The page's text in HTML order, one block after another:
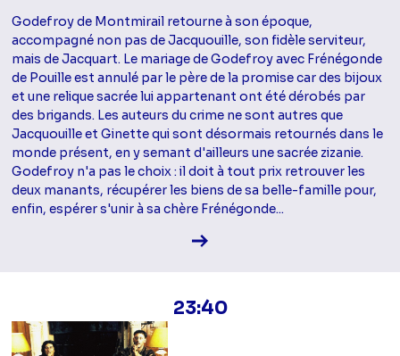
Godefroy de Montmirail retourne à son époque,
accompagné non pas de Jacquouille, son fidèle serviteur,
mais de Jacquart. Le mariage de Godefroy avec Frénégonde
de Pouille est annulé par le père de la promise car des bijoux
et une relique sacrée lui appartenant ont été dérobés par
des brigands. Les auteurs du crime ne sont autres que
Jacquouille et Ginette qui sont désormais retournés dans le
monde présent, en y semant d'ailleurs une sacrée zizanie.
Godefroy n'a pas le choix : il doit à tout prix retrouver les
deux manants, récupérer les biens de sa belle-famille pour,
enfin, espérer s'unir à sa chère Frénégonde...
Voir la fiche diffusion
23:40